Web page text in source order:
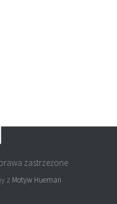
zastrzeżone
z Motyw Hueman